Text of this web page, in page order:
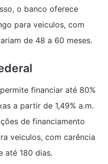
o banco oferece
para veiculos, com
de 48 a 60 meses.
financiar até 80%
a partir de 1,49% a.m.
de financiamento
veiculos, com carência
até 180 dias.